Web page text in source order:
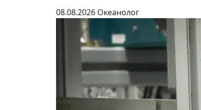
08.08.2026 Океанолог